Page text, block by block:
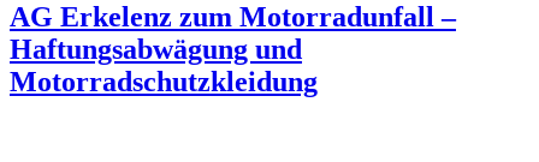
AG Erkelenz zum Motorradunfall –
Haftungsabwägung und
Motorradschutzkleidung